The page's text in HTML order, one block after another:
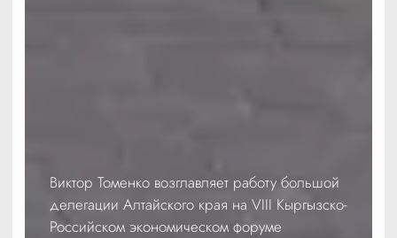
Виктор Томенко возглавляет работу большой
делегации Алтайского края на VIII Кыргызско-
Российском экономическом форуме